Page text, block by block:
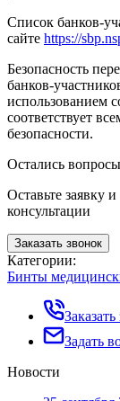
Список банков-
сайте https://
Безопасность
банков-
использованием
соответствует
безопасности.
Остались вопросы
Оставьте заявку
консультации
Заказать звонок
Категории:
Бинты
Задать
Новости